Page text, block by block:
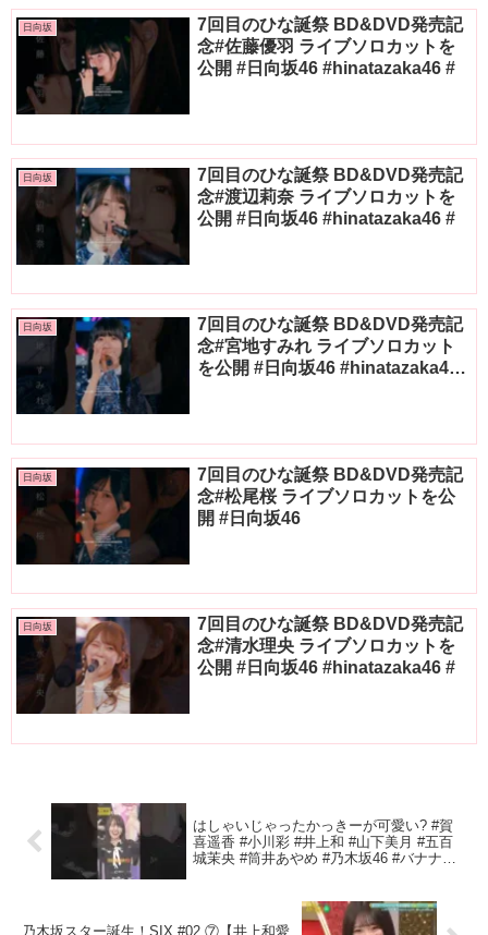
日向坂
7回目のひな誕祭 BD&DVD発売記
念#佐藤優羽 ライブソロカットを
公開 #日向坂46 #hinatazaka46 #
日向坂
7回目のひな誕祭 BD&DVD発売記
念#渡辺莉奈 ライブソロカットを
公開 #日向坂46 #hinatazaka46 #
日向坂
7回目のひな誕祭 BD&DVD発売記
念#宮地すみれ ライブソロカット
を公開 #日向坂46 #hinatazaka46
日向坂
7回目のひな誕祭 BD&DVD発売記
念#松尾桜 ライブソロカットを公
開 #日向坂46
日向坂
7回目のひな誕祭 BD&DVD発売記
念#清水理央 ライブソロカットを
公開 #日向坂46 #hinatazaka46 #
はしゃいじゃったかっきーが可愛い? #賀
喜遥香 #小川彩 #井上和 #山下美月 #五百
城茉央 #筒井あやめ #乃木坂46 #バナナマ
乃木坂スター誕生！SIX #02 ⑦【井上和愛